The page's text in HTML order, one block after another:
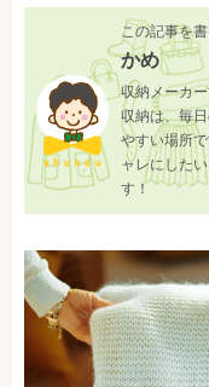
この記事を
かめ
収納メーカ
収納は、毎
やすい場所
ャレにした
す！